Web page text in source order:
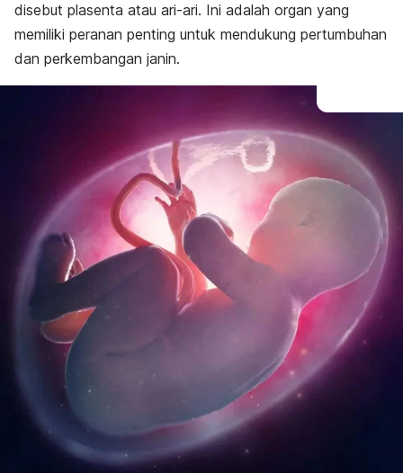
disebut plasenta atau ari-ari. Ini adalah organ yang
memiliki peranan penting untuk mendukung pertumbuhan
dan perkembangan janin.